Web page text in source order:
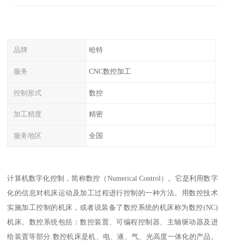
品牌 哈特
服务 CNC数控加工
控制形式 数控
加工精度 精密
服务地区 全国
计算机数字化控制，简称数控（Numerical Control）。它是利用数字
化的信息对机床运动及加工过程进行控制的一种方法。用数控技术
实施加工控制的机床，或者说装备了数控系统的机床称为数控(NC)
机床。数控系统包括：数控装置、可编程控制器、主轴驱动器及进
给装置等部分.数控机床是机、电、液、气、光高度一体化的产品。